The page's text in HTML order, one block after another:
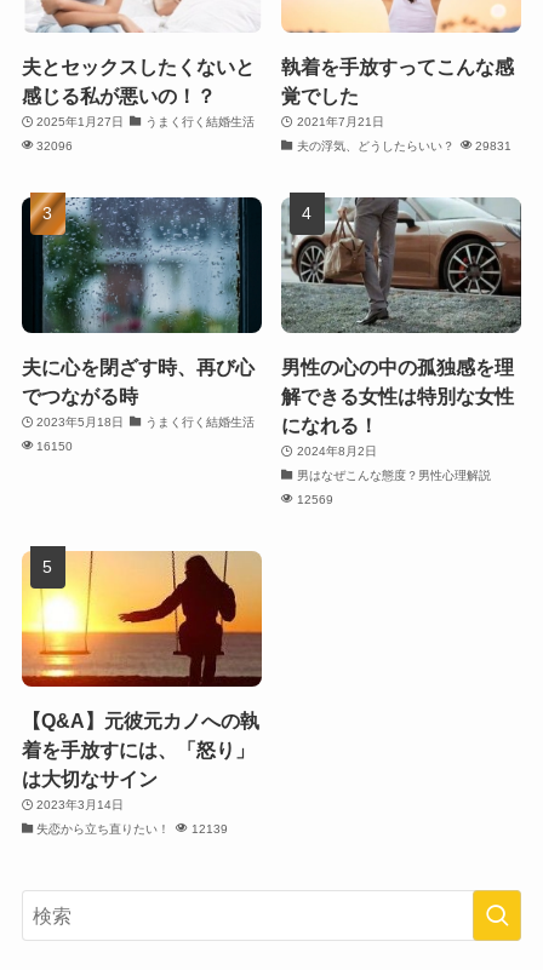
夫とセックスしたくないと
感じる私が悪いの！？
2025年1月27日
うまく行く結婚生活
32096
執着を手放すってこんな感
覚でした
2021年7月21日
夫の浮気、どうしたらいい？
29831
夫に心を閉ざす時、再び心
でつながる時
2023年5月18日
うまく行く結婚生活
16150
男性の心の中の孤独感を理
解できる女性は特別な女性
になれる！
2024年8月2日
男はなぜこんな態度？男性心理解説
12569
【Q&A】元彼元カノへの執
着を手放すには、「怒り」
は大切なサイン
2023年3月14日
失恋から立ち直りたい！
12139